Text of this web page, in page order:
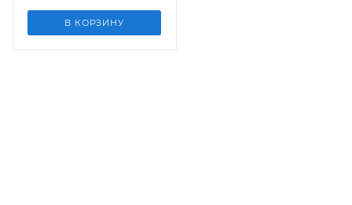
В КОРЗИНУ